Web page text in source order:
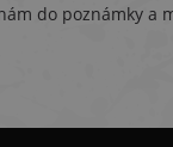
do poznámky a